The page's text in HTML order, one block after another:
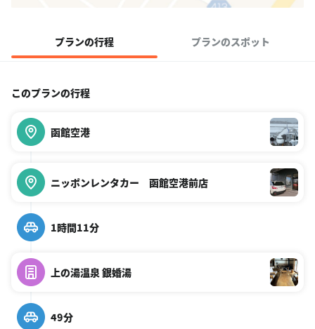
プランの行程 プランのスポット
このプランの行程
函館空港
ニッポンレンタカー 函館空港前店
1時間11分
上の湯温泉 銀婚湯
49分